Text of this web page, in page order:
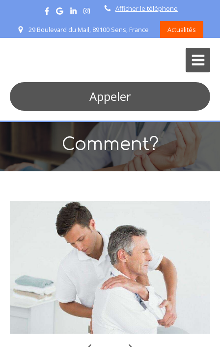
Afficher le téléphone
29 Boulevard du Mail, 89100 Sens, France Actualités
Appeler
Comment?